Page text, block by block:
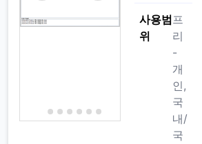
사용범
위
프
리
-
개
인,
국
내/
국